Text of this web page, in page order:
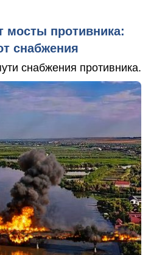
противника:
снабжения
снабжения противника.